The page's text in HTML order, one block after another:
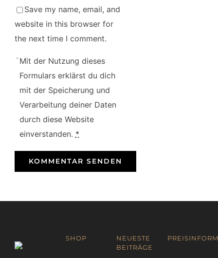
Save my name, email, and
website in this browser for
the next time I comment.
Mit der Nutzung dieses
Formulars erklärst du dich
mit der Speicherung und
Verarbeitung deiner Daten
durch diese Website
einverstanden. *
SHOP
NEUESTE
BEITRÄGE